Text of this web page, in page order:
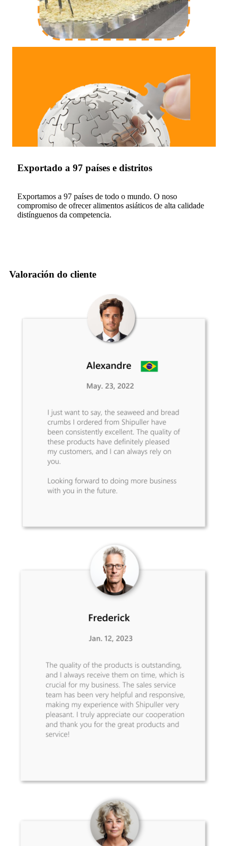
Exportado a 97 países e distritos
Exportamos a 97 países de todo o mundo. O noso
compromiso de ofrecer alimentos asiáticos de alta calidade
distínguenos da competencia.
Valoración do cliente